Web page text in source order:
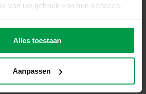
van uw gebruik van hun services.
Alles toestaan
Aanpassen
thuis, onderweg of op school.
Lijm 100ml
3+